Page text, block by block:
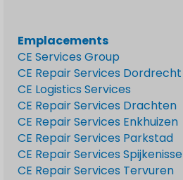
Emplacements
CE Services Group
CE Repair Services Dordrecht
CE Logistics Services
CE Repair Services Drachten
CE Repair Services Enkhuizen
CE Repair Services Parkstad
CE Repair Services Spijkenisse
CE Repair Services Tervuren